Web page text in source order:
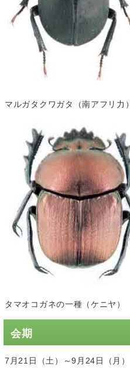
マルガタクワガタ（南アフリ力）
タマオコガネの一種（ケニヤ）
会期
7月21日（土）～9月24日（月）